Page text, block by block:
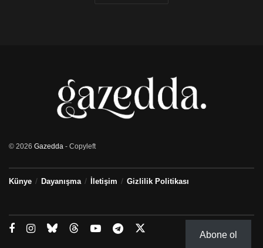
© 2026 Gazedda - Copyleft
Künye Dayanışma İletişim Gizlilik Politikası
Abone ol